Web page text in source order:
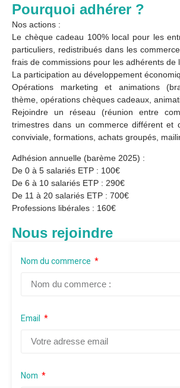
Pourquoi adhérer ?
Nos actions :
Le chèque cadeau 100% local pour les
particuliers, redistribués dans les
frais de commissions pour les adhérents de
La participation au développement
Opérations marketing et animations
thème, opérations chèques cadeaux,
Rejoindre un réseau (réunion entre
trimestres dans un commerce différent et
conviviale, formations, achats groupés,
Adhésion annuelle (barème 2025) :
De 0 à 5 salariés ETP : 100€
De 6 à 10 salariés ETP : 290€
De 11 à 20 salariés ETP : 700€
Professions libérales : 160€
Nous rejoindre
Nom du commerce
Email
Nom